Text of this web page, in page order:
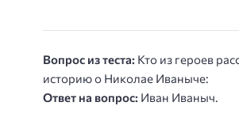
Вопрос из теста: Кто из героев
историю о Николае Иваныче:
Ответ на вопрос: Иван Иваныч.